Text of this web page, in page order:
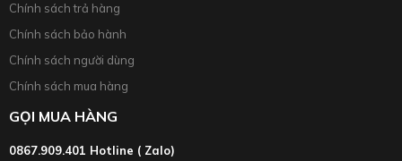
Chính sách trả hàng
Chính sách bảo hành
Chính sách người dùng
Chính sách mua hàng
GỌI MUA HÀNG
0867.909.401 Hotline ( Zalo)